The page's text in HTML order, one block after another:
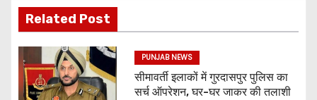
Related Post
PUNJAB NEWS
सीमावर्ती इलाकों में गुरदासपुर पुलिस का
सर्च ऑपरेशन, घर-घर जाकर की तलाशी